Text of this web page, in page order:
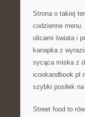
Strona o takiej
codzienne menu.
ulicami świata i
kanapka z
sycąca miska z
icookandbook.pl
szybki posiłek
Street food to